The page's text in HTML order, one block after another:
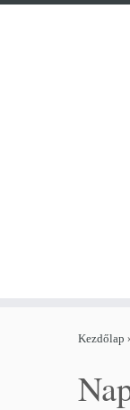
Kezdőlap